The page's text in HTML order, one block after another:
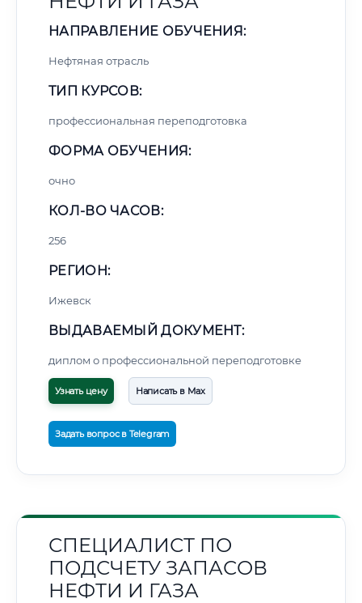
НАПРАВЛЕНИЕ ОБУЧЕНИЯ:
Нефтяная отрасль
ТИП КУРСОВ:
профессиональная переподготовка
ФОРМА ОБУЧЕНИЯ:
очно
КОЛ-ВО ЧАСОВ:
256
РЕГИОН:
Ижевск
ВЫДАВАЕМЫЙ ДОКУМЕНТ:
диплом о профессиональной переподготовке
Узнать цену Написать в Max
Задать вопрос в Telegram
СПЕЦИАЛИСТ ПО
ПОДСЧЕТУ ЗАПАСОВ
НЕФТИ И ГАЗА